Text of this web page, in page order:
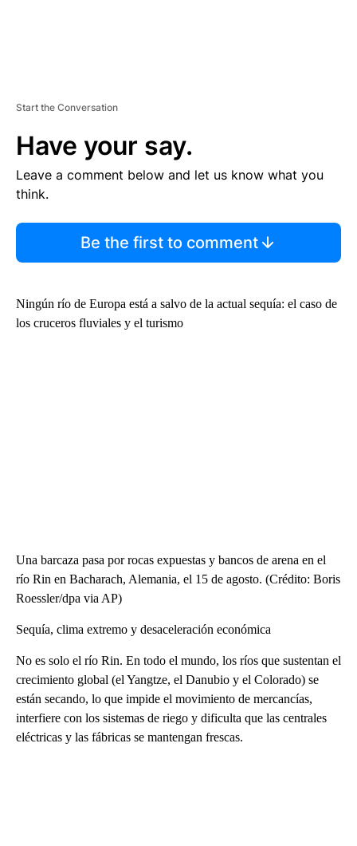
Start the Conversation
Have your say.
Leave a comment below and let us know what you
think.
Be the first to comment
Ningún río de Europa está a salvo de la actual sequía: el caso de
los cruceros fluviales y el turismo
Una barcaza pasa por rocas expuestas y bancos de arena en el
río Rin en Bacharach, Alemania, el 15 de agosto. (Crédito: Boris
Roessler/dpa via AP)
Sequía, clima extremo y desaceleración económica
No es solo el río Rin. En todo el mundo, los ríos que sustentan el
crecimiento global (el Yangtze, el Danubio y el Colorado) se
están secando, lo que impide el movimiento de mercancías,
interfiere con los sistemas de riego y dificulta que las centrales
eléctricas y las fábricas se mantengan frescas.